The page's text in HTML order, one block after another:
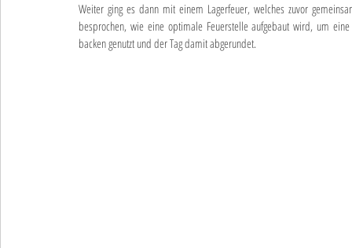
Weiter ging es dann mit einem Lagerfeuer, welches zuvor
besprochen, wie eine optimale Feuerstelle aufgebaut wird, um
backen genutzt und der Tag damit abgerundet.